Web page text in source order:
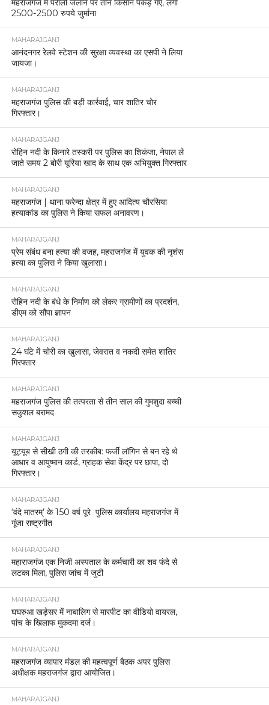
महराजगंज में पराली जलाने पर तीन किसान पकड़े गए, लगा
2500-2500 रुपये जुर्माना
MAHARAJGANJ
आनंदनगर रेलवे स्टेशन की सुरक्षा व्यवस्था का एसपी ने लिया
जायजा।
MAHARAJGANJ
महराजगंज पुलिस की बड़ी कार्रवाई, चार शातिर चोर
गिरफ्तार।
MAHARAJGANJ
रोहिन नदी के किनारे तस्करी पर पुलिस का शिकंजा, नेपाल ले
जाते समय 2 बोरी यूरिया खाद के साथ एक अभियुक्त गिरफ्तार
MAHARAJGANJ
महराजगंज | थाना फरेन्दा क्षेत्र में हुए आदित्य चौरसिया
हत्याकांड का पुलिस ने किया सफल अनावरण।
MAHARAJGANJ
प्रेम संबंध बना हत्या की वजह, महराजगंज में युवक की नृशंस
हत्या का पुलिस ने किया खुलासा।
MAHARAJGANJ
रोहिन नदी के बंधे के निर्माण को लेकर ग्रामीणों का प्रदर्शन,
डीएम को सौंपा ज्ञापन
MAHARAJGANJ
24 घंटे में चोरी का खुलासा, जेवरात व नकदी समेत शातिर
गिरफ्तार
MAHARAJGANJ
महराजगंज पुलिस की तत्परता से तीन साल की गुमशुदा बच्ची
सकुशल बरामद
MAHARAJGANJ
यूट्यूब से सीखी ठगी की तरकीब: फर्जी लॉगिन से बन रहे थे
आधार व आयुष्मान कार्ड, ग्राहक सेवा केंद्र पर छापा, दो
गिरफ्तार।
MAHARAJGANJ
‘वंदे मातरम्’ के 150 वर्ष पूरे पुलिस कार्यालय महराजगंज में
गूंजा राष्ट्रगीत
MAHARAJGANJ
महाराजगंज एक निजी अस्पताल के कर्मचारी का शव फंदे से
लटका मिला, पुलिस जांच में जुटी
MAHARAJGANJ
घघरुआ खड़ेसर में नाबालिग से मारपीट का वीडियो वायरल,
पांच के खिलाफ मुकदमा दर्ज।
MAHARAJGANJ
महराजगंज व्यापार मंडल की महत्वपूर्ण बैठक अपर पुलिस
अधीक्षक महराजगंज द्वारा आयोजित।
MAHARAJGANJ